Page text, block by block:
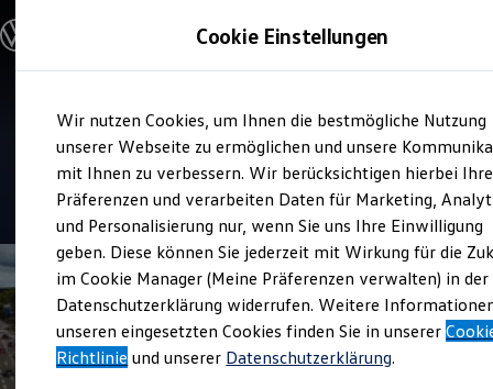
Hauptinhalt
springen
Footer
springen
Modelle & Konfigurator
Nutzfahrzeugkategorien entdecken
Modelle konfigurieren
Vorgängermodelle und Oldtimer
Vorgängermodelle
Oldtimer
Bulli Historie
Branchenlösungen & Gewerbekunden
Umbaulösungen und Hersteller finden
Auf- und Umbauten entdecken & konfigurieren
Groß- und Sonderkunden
Großkunden
Kommunen & Behörden
Journalisten
Sportvereine
Branchenlösungen
Verkauf und Service
Autohaus Rostock Ost
4.6| 145 Bewertungen
Cookie Einstellungen
Wir nutzen Cookies, um Ihnen die bestmögliche Nutzung
unserer Webseite zu ermöglichen und unsere
mit Ihnen zu verbessern. Wir berücksichtigen hierbei Ihre
Präferenzen und verarbeiten Daten für Marketing,
und Personalisierung nur, wenn Sie uns Ihre Einwilligung
geben. Diese können Sie jederzeit mit Wirkung für die
im Cookie Manager (Meine Präferenzen verwalten) in der
Datenschutzerklärung widerrufen. Weitere
unseren eingesetzten Cookies finden Sie in unserer
Richtlinie und unserer Datenschutzerklärung.